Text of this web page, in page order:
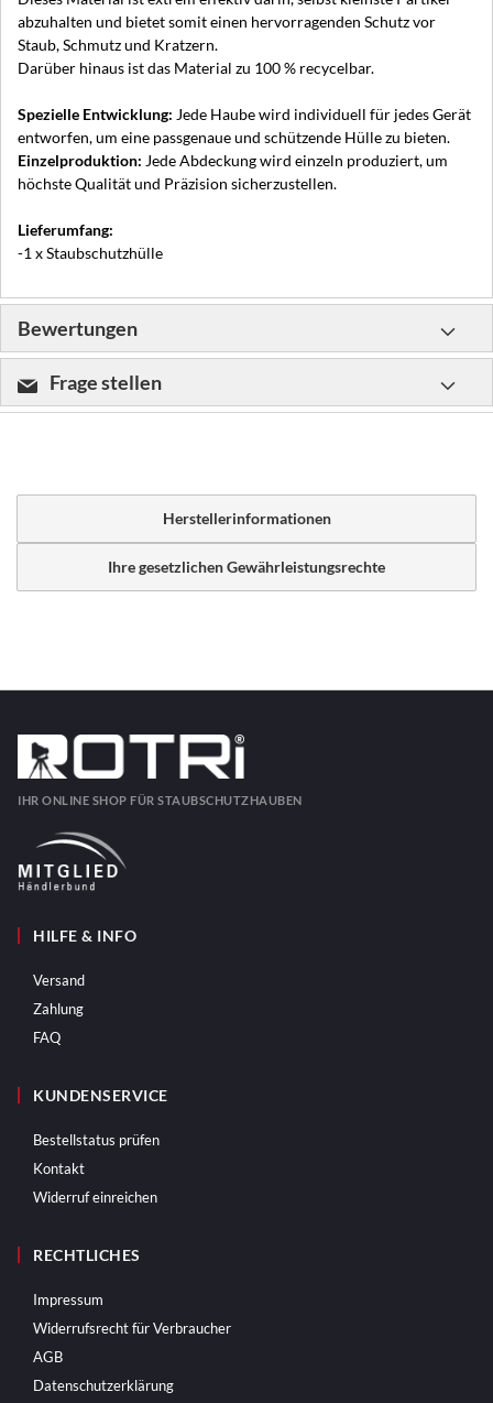
abzuhalten und bietet somit einen hervorragenden Schutz vor
Staub, Schmutz und Kratzern.
Darüber hinaus ist das Material zu 100 % recycelbar.
Spezielle Entwicklung: Jede Haube wird individuell für jedes Gerät
entworfen, um eine passgenaue und schützende Hülle zu bieten.
Einzelproduktion: Jede Abdeckung wird einzeln produziert, um
höchste Qualität und Präzision sicherzustellen.
Lieferumfang:
-1 x Staubschutzhülle
Bewertungen
Frage stellen
Herstellerinformationen
Ihre gesetzlichen Gewährleistungsrechte
IHR ONLINE SHOP FÜR STAUBSCHUTZHAUBEN
HILFE & INFO
Versand
Zahlung
FAQ
KUNDENSERVICE
Bestellstatus prüfen
Kontakt
Widerruf einreichen
RECHTLICHES
Impressum
Widerrufsrecht für Verbraucher
AGB
Datenschutzerklärung